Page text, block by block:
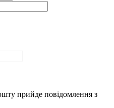
прийде повідомлення з